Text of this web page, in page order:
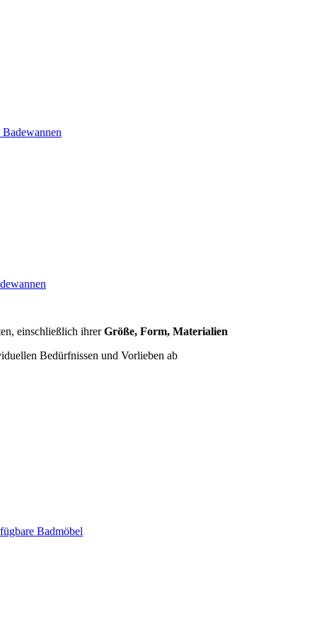
Badewannen
einschließlich ihrerGröße, Form, Materialien
Bedürfnissen und Vorlieben ab
Badmöbel